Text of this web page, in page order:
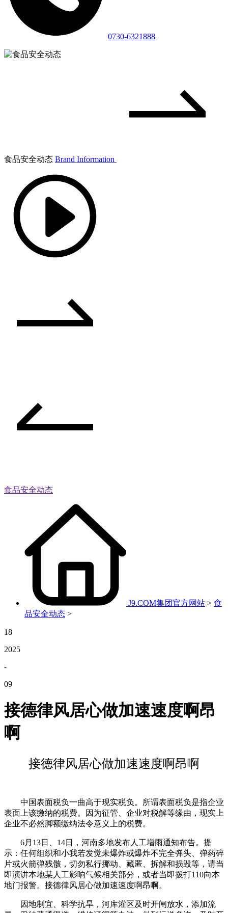
0730-6321888
食品安全动态 Brand Information
食品安全动态
J9.COM集团官方网站 > 食
品安全动态 >
18
2025
-
09
接德律风居心做加速速度啊昂
啊
接德律风居心做加速速度啊昂啊
中国表面税负一曲高于现实税负。所谓表面税负是指企业
表面上该缴纳的税费。因为征管、企业对税解等缘由，现实上
企业不必然脚额缴纳法令意义上的税费。
6月13日、14日，河南多地发布人工增雨通知布告。提
示：任何组织和小我若发觉未爆炸或爆炸不完全弹头、弹药碎
片或火箭弹残骸，切勿私行挪动、藏匿、拆解和损毁等，请当
即演讲本地某人工影响气候相关部分，或者当即拨打110向本
地门报警。接德律风居心做加速速度啊昂啊。
因地制宜、科学抗旱，河库灌区及时开闸放水，添加流